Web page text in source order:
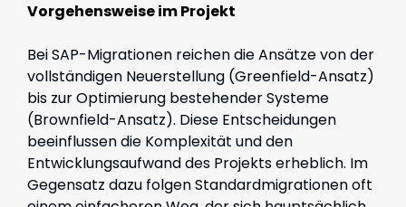
Vorgehensweise im Projekt
Bei SAP-Migrationen reichen die Ansätze von der
vollständigen Neuerstellung (Greenfield-Ansatz)
bis zur Optimierung bestehender Systeme
(Brownfield-Ansatz). Diese Entscheidungen
beeinflussen die Komplexität und den
Entwicklungsaufwand des Projekts erheblich. Im
Gegensatz dazu folgen Standardmigrationen oft